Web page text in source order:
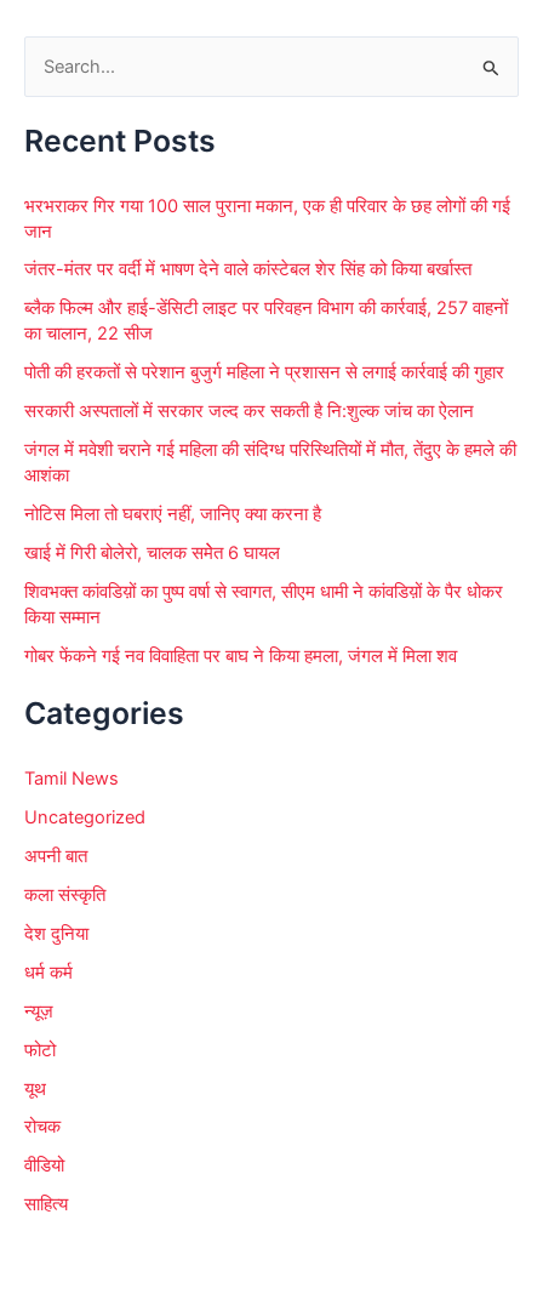
a
c
o
Recent Posts
भरभराकर गिर गया 100 साल पुराना मकान, एक ही परिवार के छह लोगों की गई
जान
जंतर-मंतर पर वर्दी में भाषण देने वाले कांस्टेबल शेर सिंह को किया बर्खास्त
ब्लैक फिल्म और हाई-डेंसिटी लाइट पर परिवहन विभाग की कार्रवाई, 257 वाहनों
का चालान, 22 सीज
पोती की हरकतों से परेशान बुजुर्ग महिला ने प्रशासन से लगाई कार्रवाई की गुहार
सरकारी अस्पतालों में सरकार जल्द कर सकती है नि:शुल्क जांच का ऐलान
जंगल में मवेशी चराने गई महिला की संदिग्ध परिस्थितियों में मौत, तेंदुए के हमले की
आशंका
नोटिस मिला तो घबराएं नहीं, जानिए क्या करना है
खाई में गिरी बोलेरो, चालक समेेत 6 घायल
शिवभक्त कांवडिय़ों का पुष्प वर्षा से स्वागत, सीएम धामी ने कांवडिय़ों के पैर धोकर
किया सम्मान
गोबर फेंकने गई नव विवाहिता पर बाघ ने किया हमला, जंगल में मिला शव
Categories
Tamil News
Uncategorized
अपनी बात
कला संस्कृति
देश दुनिया
धर्म कर्म
न्यूज़
फोटो
यूथ
रोचक
वीडियो
साहित्य